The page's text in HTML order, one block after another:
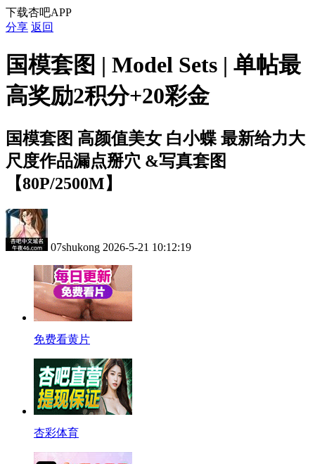
下载杏吧APP
分享 返回
国模套图 | Model Sets | 单帖最
高奖励2积分+20彩金
国模套图 高颜值美女 白小蝶 最新给力大
尺度作品漏点掰穴 &写真套图
【80P/2500M】
07shukong 2026-5-21 10:12:19
免费看黄片
杏彩体育